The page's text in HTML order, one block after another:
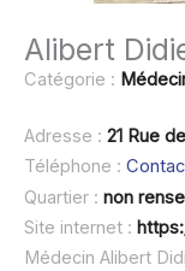
Alibert
Catégorie :
Adresse : 21 Rue
Téléphone :
Quartier : non
Site internet : https://
Médecin Alibert